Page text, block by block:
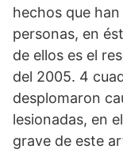
hechos que
personas, en
de ellos es el
del 2005. 4
desplomaron
lesionadas, en
grave de este